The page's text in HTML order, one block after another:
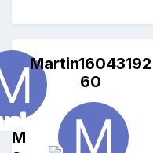
M
Martin16043192
60